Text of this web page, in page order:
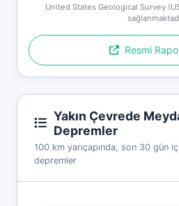
United States Geological Survey
Resmi
Yakın Çevrede
Depremler
100 km yarıçapında, son 30 gün
depremler